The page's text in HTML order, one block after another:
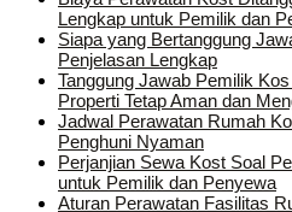
Lengkap untuk Pemilik dan
Siapa yang Bertanggung
Penjelasan Lengkap
Tanggung Jawab Pemilik
Properti Tetap Aman dan
Jadwal Perawatan Rumah
Penghuni Nyaman
Perjanjian Sewa Kost Soal
untuk Pemilik dan Penyewa
Aturan Perawatan Fasilitas